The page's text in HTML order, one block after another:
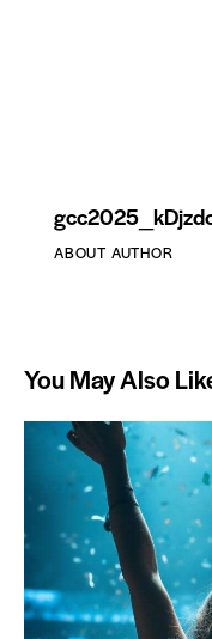
ABOUT AUTHOR
You May Also